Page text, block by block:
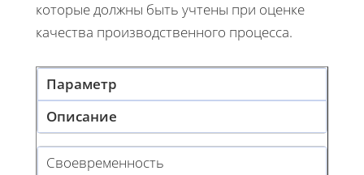
которые должны быть учтены при оценке
качества производственного процесса.
Параметр
Описание
Своевременность